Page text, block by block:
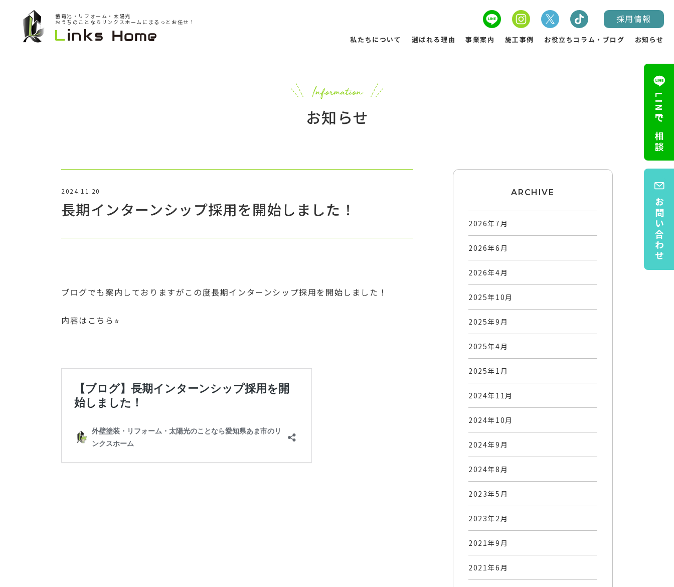
蓄電池・リフォーム・太陽光
おうちのことならリンクスホームにまるっとお任せ！
私たちについて 選ばれる理由 事業案内 施工事例 お役立ちコラム・ブログ お知らせ
採用情報
お知らせ
2024.11.20
長期インターンシップ採用を開始しました！
ブログでも案内しておりますがこの度長期インターンシップ採用を開始しました！
内容はこちら⭐︎
ARCHIVE
2026年7月
2026年6月
2026年4月
2025年10月
2025年9月
2025年4月
2025年1月
2024年11月
2024年10月
2024年9月
2024年8月
2023年5月
2023年2月
2021年9月
2021年6月
LINEで相談
お問い合わせ